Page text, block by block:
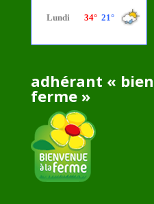
adhérant «
ferme »